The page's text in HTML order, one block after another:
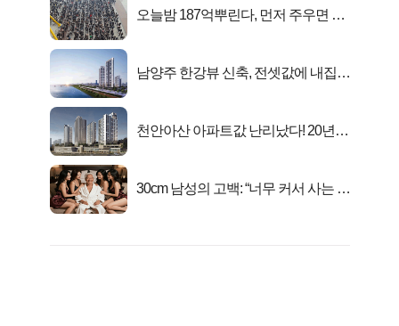
오늘밤 187억뿌린다, 먼저 주우면 최
남양주 한강뷰 신축, 전셋값에 내집마
천안아산 아파트값 난리났다! 20년
30cm 남성의 고백: “너무 커서 사는 게